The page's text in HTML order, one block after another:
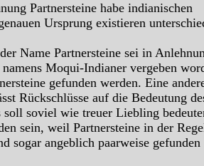
Partnersteine habe indianischen
Ursprung existieren
Name Partnersteine sei in
Moqui-Indianer vergeben
gefunden werden. Eine
Rückschlüsse auf die Bedeutung
soviel wie treuer Liebling
sein, weil Partnersteine in der
sogar angeblich paarweise gefunden